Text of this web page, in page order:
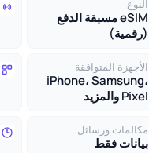
النوع
eSIM مسبقة الدفع
(رقمية)
الأجهزة المتوافقة
iPhone، Samsung،
Pixel والمزيد
مكالمات ورسائل
بيانات فقط